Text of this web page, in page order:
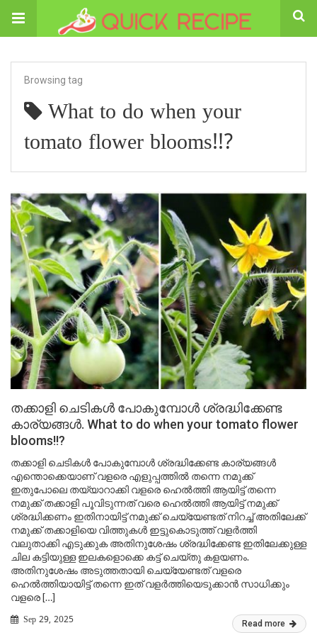
Browsing tag
What to do when your
tomato flower blooms!!?
തക്കാളി ചെടികൾ പോകുമ്പോൾ ശ്രദ്ധിക്കേണ്ട
കാര്യങ്ങൾ. What to do when your tomato flower
blooms!!?
തക്കാളി ചെടികൾ പോകുമ്പോൾ ശ്രദ്ധിക്കേണ്ട കാര്യങ്ങൾ
എന്തൊക്കെയാണ് വളരെ എളുപ്പത്തിൽ തന്നെ നമുക്ക്
ഇതുപോലെ തയ്യാറാക്കി വളരെ ഹെൽത്തി ആയിട്ട് തന്നെ
നമുക്ക് തക്കാളി പൂവിടുന്നത് വരെ ഹെൽത്തി ആയിട്ട് നമുക്ക്
ശ്രദ്ധിക്കണം ഇതിനായിട്ട് നമുക്ക് ചെയ്യേണ്ടത് നിറച്ച് അതിലേക്ക്
നമുക്ക് തക്കാളിയെ വിത്തുകൾ ഇട്ടുകൊടുത്ത് വളർത്തി
വലുതാക്കി എടുക്കുക അതിനുശേഷം ശ്രദ്ധിക്കേണ്ട ഇതിലേക്കുള്ള
ചില കട്ടിയുള്ള ഇലകളൊക്കെ കട്ട് ചെയ്തു കളയണം.
അതിനുശേഷം അടുത്തതായി ചെയ്യേണ്ടത് വളരെ
ഹെൽത്തിയായിട്ട് തന്നെ ഇത് വളർത്തിയെടുക്കാൻ സാധിക്കും
വളരെ […]
Sep 29, 2025 Read more